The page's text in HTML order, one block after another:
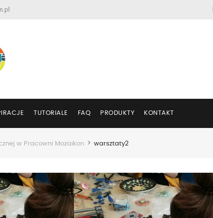
TUTORIALE FAQ PRODUKTY KONTAKT
w Pracowni Mozaikon > warsztaty2